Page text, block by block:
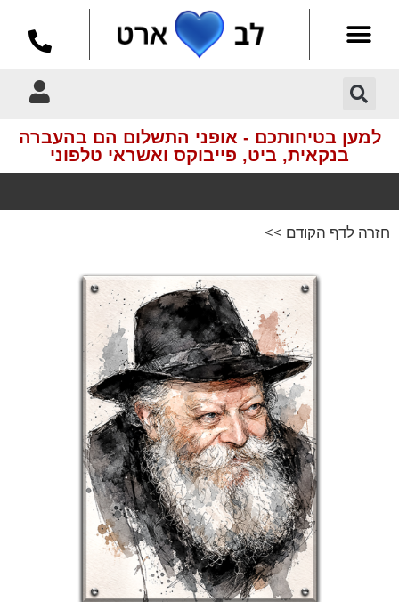
למען בטיחותכם - אופני התשלום הם בהעברה
בנקאית, ביט, פייבוקס ואשראי טלפוני
משלוחים לכל
חזרה לדף הקודם >>